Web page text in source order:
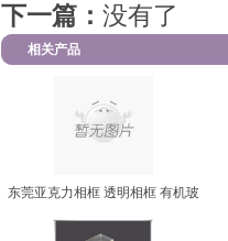
下一篇： 没有了
相关产品
东莞亚克力相框 透明相框 有机玻